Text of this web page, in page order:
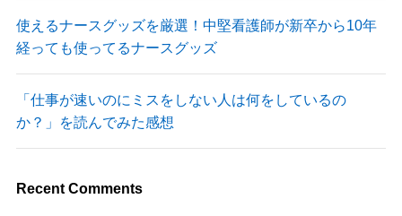
使えるナースグッズを厳選！中堅看護師が新卒から10年
経っても使ってるナースグッズ
「仕事が速いのにミスをしない人は何をしているの
か？」を読んでみた感想
Recent Comments